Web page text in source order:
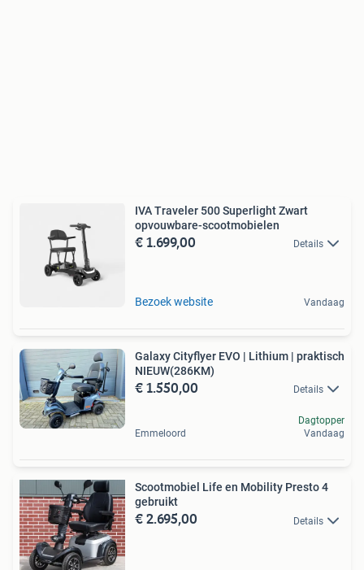
IVA Traveler 500 Superlight Zwart
opvouwbare-scootmobielen
€ 1.699,00 Details
Bezoek website Vandaag
Galaxy Cityflyer EVO | Lithium | praktisch
NIEUW(286KM)
€ 1.550,00 Details
Emmeloord
Dagtopper
Vandaag
Scootmobiel Life en Mobility Presto 4
gebruikt
€ 2.695,00 Details